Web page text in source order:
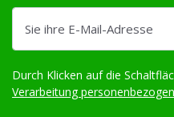
Durch Klicken auf die
Verarbeitung